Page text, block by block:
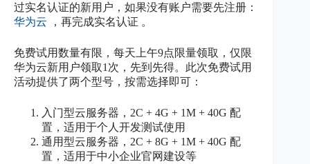
过实名认证的新用户，如果没有账户需要先注册：
华为云 ，再完成实名认证 。
免费试用数量有限，每天上午9点限量领取，仅限
华为云新用户领取1次，先到先得。此次免费试用
活动提供了两个型号，按需选择即可：
入门型云服务器，2C + 4G + 1M + 40G 配
置，适用于个人开发测试使用
通用型云服务器，2C + 8G + 1M + 40G 配
置，适用于中小企业官网建设等